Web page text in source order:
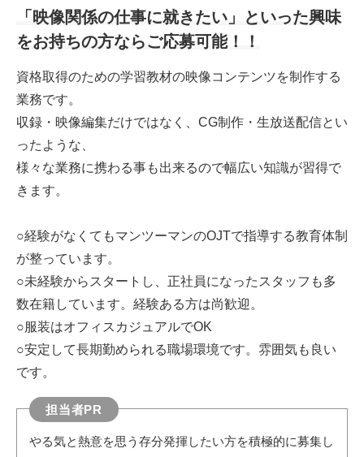
「映像関係の仕事に就きたい」といった興味
をお持ちの方ならご応募可能！！
資格取得のための学習教材の映像コンテンツを制作する
業務です。
収録・映像編集だけではなく、CG制作・生放送配信とい
ったような、
様々な業務に携わる事も出来るので幅広い知識が習得で
きます。
○経験がなくてもマンツーマンのOJTで指導する教育体制
が整っています。
○未経験からスタートし、正社員になったスタッフも多
数在籍しています。経験ある方は尚歓迎。
○服装はオフィスカジュアルでOK
○安定して長期勤められる職場環境です。雰囲気も良い
です。
担当者PR
やる気と熱意を思う存分発揮したい方を積極的に募集し